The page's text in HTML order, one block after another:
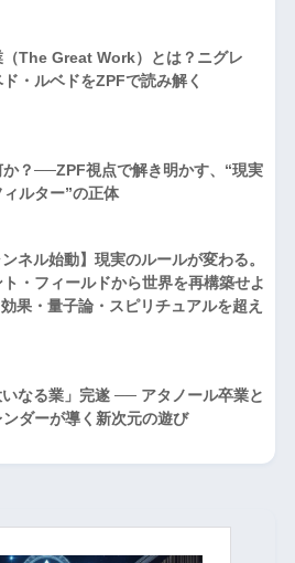
（The Great Work）とは？ニグレ
ド・ルベドをZPFで読み解く
？──ZPF視点で解き明かす、“現実
ルター”の正体
ンネル始動】現実のルールが変わる。
・フィールドから世界を再構築せよ
果・量子論・スピリチュアルを超え
なる業」完遂 ── アタノール卒業と
ダーが導く新次元の遊び